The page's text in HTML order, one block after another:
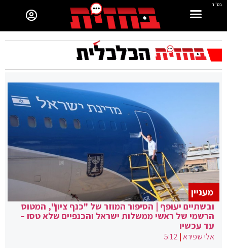
בס"ד
ובשתיים יעופף | הסיפור המוזר של "כנף ציון", המטוס
הרשמי של ראשי ממשלות ישראל והכנפיים שלא טסו –
עד עכשיו
אלי שפירא|
5:12
מעניין